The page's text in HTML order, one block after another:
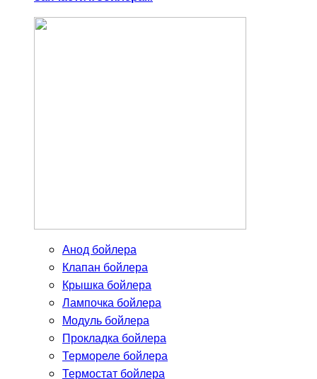
Анод бойлера
Клапан бойлера
Крышка бойлера
Лампочка бойлера
Модуль бойлера
Прокладка бойлера
Термореле бойлера
Термостат бойлера